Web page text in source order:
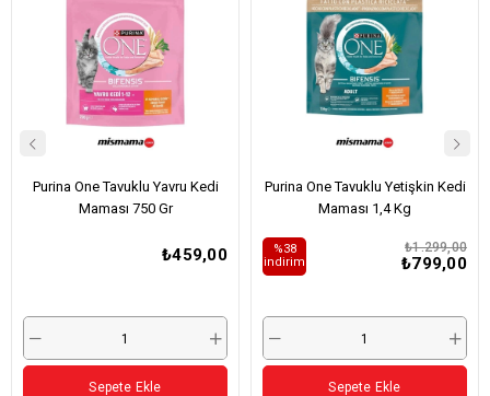
Purina One Tavuklu Yavru Kedi
Maması 750 Gr
₺459,00
Sepete Ekle
Purina One Tavuklu Yetişkin Kedi
Maması 1,4 Kg
₺799,00
₺1.299,00
%38
i̇ndirim
Sepete Ekle